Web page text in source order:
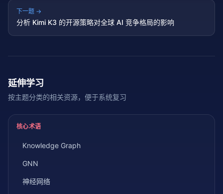
下一题 →
分析 Kimi K3 的开源策略对全球 AI 竞争格局的影响
延伸学习
按主题分类的相关资源，便于系统复习
核心术语
Knowledge Graph
GNN
神经网络